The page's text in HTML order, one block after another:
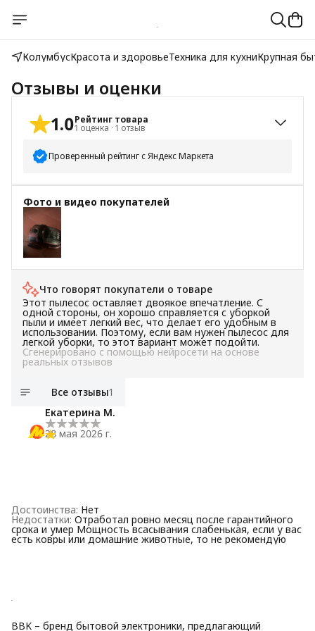
КолумбусКрасота и здоровьеТехника для кухниКрупная
Отзывы и оценки
1.0Рейтинг товара
1 оценка · 1 отзыв
Проверенный рейтинг с Яндекс Маркета
5 звёзд
0
4 звезды
звезды
2 звезды
1 звезда
Фото и видео покупателей
Что говорят покупатели о товаре
Этот пылесос оставляет двоякое впечатление. С
одной стороны, он хорошо справляется с уборкой
пыли и имеет легкий вес, что делает его удобным в
использовании. Поэтому, если вам нужен пылесос для
легкой уборки, то этот вариант может подойти.
Сгенерировано с помощью нейросети на основе
реальных отзывов
Все отзывы1
Екатерина М.
28 мая 2026 г.
Достоинства: Нет
Недостатки: Отработал ровно месяц после гарантийного
срока и умер Мощность всасывания слабенькая, если у вас
есть ковры или домашние животные, то не рекомендую
BBK – бренд бытовой электроники, предлагающий